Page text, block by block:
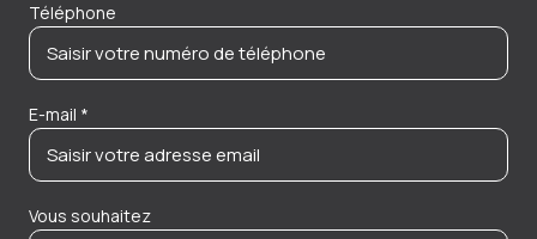
Téléphone
E-mail *
Vous souhaitez